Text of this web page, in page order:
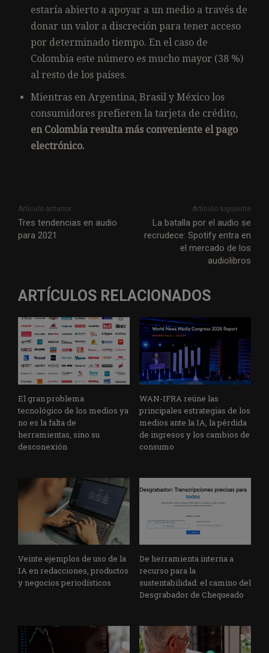
estaría abierto a apoyar a un medio a través de
donar un valor a discreción para tener acceso
por determinado tiempo. En el caso de
Colombia este número es mucho mayor (38 %)
al resto de los países.
Mientras en Argentina, Brasil y México los
consumidores prefieren la tarjeta de crédito,
en Colombia resulta más conveniente el pago
electrónico.
Artículo anterior
Tres tendencias en audio
para 2021
Artículo siguiente
La batalla por el audio se
recrudece: Spotify entra en
el mercado de los
audiolibros
ARTÍCULOS RELACIONADOS
El gran problema
tecnológico de los medios ya
no es la falta de
herramientas, sino su
desconexión
WAN-IFRA reúne las
principales estrategias de los
medios ante la IA, la pérdida
de ingresos y los cambios de
consumo
Veinte ejemplos de uso de la
IA en redacciones, productos
y negocios periodísticos
De herramienta interna a
recurso para la
sustentabilidad: el camino del
Desgrabador de Chequeado